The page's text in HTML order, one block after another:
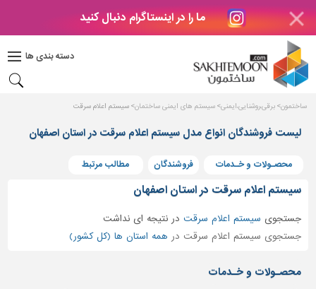
ما را در اینستاگرام دنبال کنید
دسته بندی ها
دکوراسیون
بتن
های
بتنی
و
پنجره
ساختمانی
نرده
و
ساختمون برقی،روشنایی،ایمنی سیستم های ایمنی ساختمان سیستم اعلام سرقت
لیست فروشندگان انواع مدل سیستم اعلام سرقت در استان اصفهان
محصـولات و خـدمات فروشندگان مطالب مرتبط
سیستم اعلام سرقت در استان اصفهان
جستجوی سیستم اعلام سرقت درنتیجه ای نداشت
جستجوی سیستم اعلام سرقت در همه استان ها (کل کشور)
محصـولات و خـدمات